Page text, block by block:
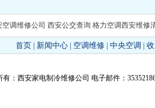
空调维修公司 西安公交查询 格力空调西安维修
首页| 新闻中心| 空调维修| 中央空调 |
有：西安家电制冷维修公司 电子邮件：